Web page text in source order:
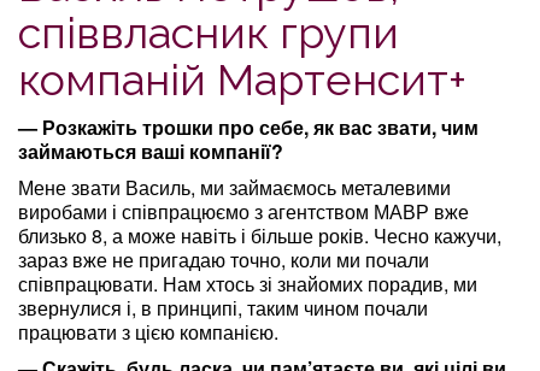
співвласник групи
компаній Мартенсит+
— Розкажіть трошки про себе, як вас звати, чим
займаються ваші компанії?
Мене звати Василь, ми займаємось металевими
виробами і співпрацюємо з агентством МАВР вже
близько 8, а може навіть і більше років. Чесно кажучи,
зараз вже не пригадаю точно, коли ми почали
співпрацювати. Нам хтось зі знайомих порадив, ми
звернулися і, в принципі, таким чином почали
працювати з цією компанією.